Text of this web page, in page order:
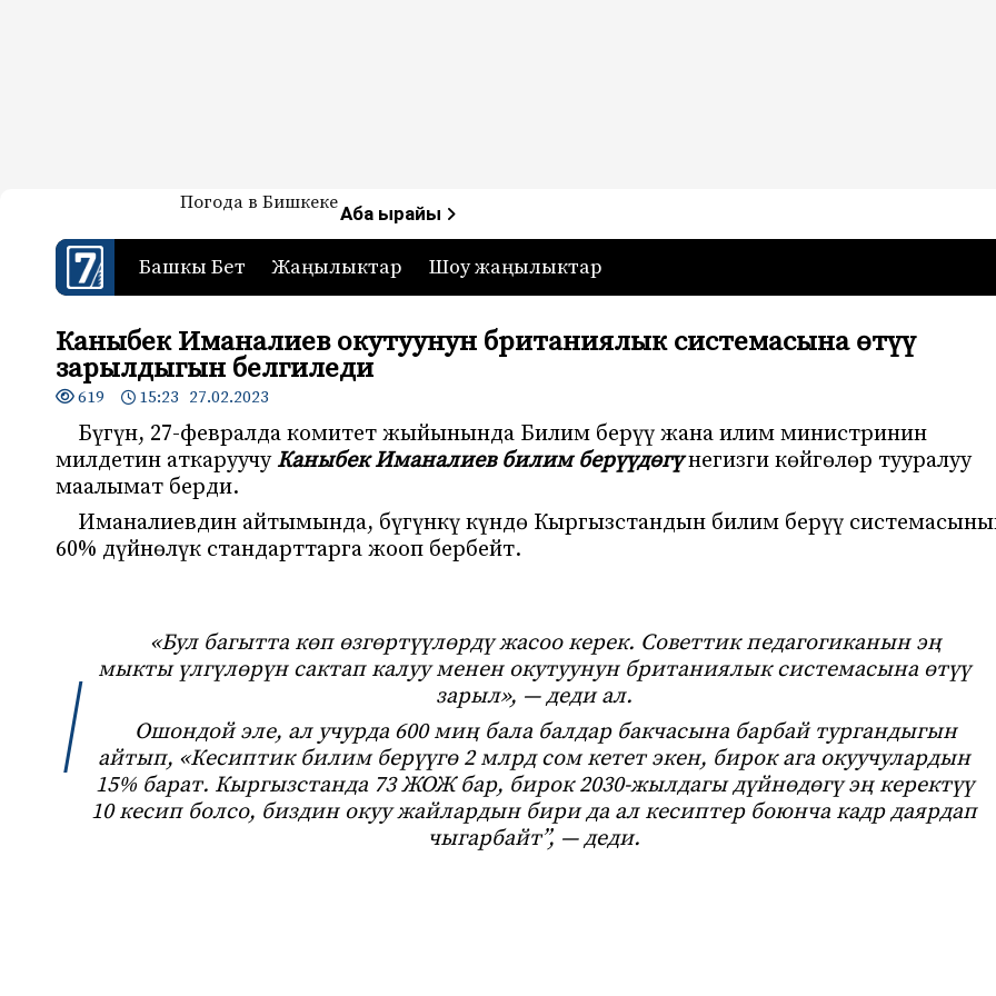
7-канал. Жаңылыктар — Кыргызстан
Жаңылыктар — Кыргызстан
Погода в БишкекеАба ырайы
Башкы Бет Жаңылыктар Шоу жаңылыктар
Каныбек Иманалиев окутуунун британиялык системасына өтүү
зарылдыгын белгиледи
619 15:23 27.02.2023
Бүгүн, 27-февралда комитет жыйынында Билим берүү жана илим министринин
милдетин аткаруучуКаныбек Иманалиев билим берүүдөгү негизги көйгөлөр тууралуу
маалымат берди.
Иманалиевдин айтымында, бүгүнкү күндө Кыргызстандын билим берүү
60% дүйнөлүк стандарттарга жооп бербейт.
«Бул багытта көп өзгөртүүлөрдү жасоо керек. Советтик педагогиканын эң
мыкты үлгүлөрүн сактап калуу менен окутуунун британиялык системасына өтүү
зарыл», — деди ал.
Ошондой эле, ал учурда 600 миң бала балдар бакчасына барбай тургандыгын
айтып, «Кесиптик билим берүүгө 2 млрд сом кетет экен, бирок ага окуучулардын
15% барат. Кыргызстанда 73 ЖОЖ бар, бирок 2030-жылдагы дүйнөдөгү эң керектүү
10 кесип болсо, биздин окуу жайлардын бири да ал кесиптер боюнча кадр даярдап
чыгарбайт”, — деди.